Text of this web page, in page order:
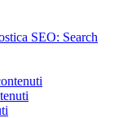
SEO: Search